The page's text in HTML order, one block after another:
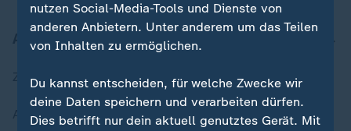
Aktuell bei ZDFheute
Zuletzt veröffentlicht
Aktuelle Sendungs-Videos
nutzen Social-Media-Tools und Dienste von
anderen Anbietern. Unter anderem um das Teilen
von Inhalten zu ermöglichen.
Du kannst entscheiden, für welche Zwecke wir
deine Daten speichern und verarbeiten dürfen.
Dies betrifft nur dein aktuell genutztes Gerät. Mit